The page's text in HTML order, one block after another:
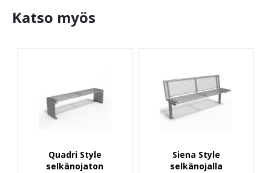
Katso myös
Quadri Style
selkänojaton
Siena Style
selkänojalla